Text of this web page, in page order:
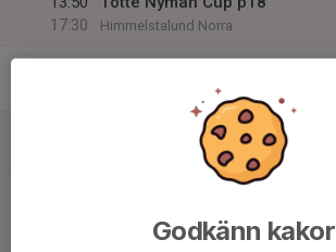
17:30
Himmelstalund Norra
Sammandrag p18
HäggvallenGodkänn kakor